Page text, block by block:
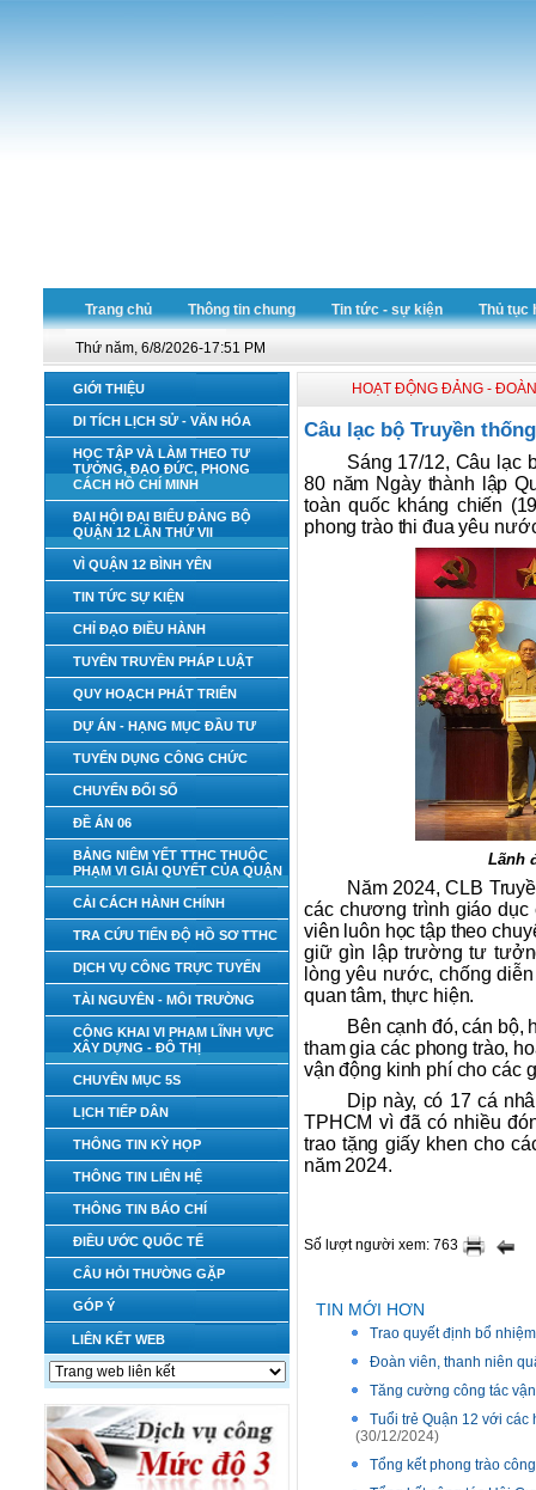
Trang chủ Thông tin chung Tin tức - sự kiện Thủ tục
Thứ năm, 6/8/2026-17:51 PM
GIỚI THIỆU
DI TÍCH LỊCH SỬ - VĂN HÓA
HỌC TẬP VÀ LÀM THEO TƯ
TƯỞNG, ĐẠO ĐỨC, PHONG
CÁCH HỒ CHÍ MINH
ĐẠI HỘI ĐẠI BIỂU ĐẢNG BỘ
QUẬN 12 LẦN THỨ VII
VÌ QUẬN 12 BÌNH YÊN
TIN TỨC SỰ KIỆN
CHỈ ĐẠO ĐIỀU HÀNH
TUYÊN TRUYỀN PHÁP LUẬT
QUY HOẠCH PHÁT TRIỂN
DỰ ÁN - HẠNG MỤC ĐẦU TƯ
TUYỂN DỤNG CÔNG CHỨC
CHUYỂN ĐỔI SỐ
ĐỀ ÁN 06
BẢNG NIÊM YẾT TTHC THUỘC
PHẠM VI GIẢI QUYẾT CỦA QUẬN
CẢI CÁCH HÀNH CHÍNH
TRA CỨU TIẾN ĐỘ HỒ SƠ TTHC
DỊCH VỤ CÔNG TRỰC TUYẾN
TÀI NGUYÊN - MÔI TRƯỜNG
CÔNG KHAI VI PHẠM LĨNH VỰC
XÂY DỰNG - ĐÔ THỊ
CHUYÊN MỤC 5S
LỊCH TIẾP DÂN
THÔNG TIN KỲ HỌP
THÔNG TIN LIÊN HỆ
THÔNG TIN BÁO CHÍ
ĐIỀU ƯỚC QUỐC TẾ
CÂU HỎI THƯỜNG GẶP
GÓP Ý
LIÊN KẾT WEB
HOẠT ĐỘNG ĐẢNG -
Câu lạc bộ Truyền
Sáng 17/12, Câu lạc
80 năm Ngày thành lập
toàn quốc kháng chiến
phong trào thi đua yêu
Lãnh
Năm 2024, CLB
các chương trình giáo dục
viên luôn học tập theo
giữ gìn lập trường tư
lòng yêu nước, chống
quan tâm, thực hiện.
Bên cạnh đó, cán bộ,
tham gia các phong trào,
vận động kinh phí cho các
Dịp này, có 17 cá
TPHCM vì đã có nhiều
trao tặng giấy khen cho
năm 2024.
Số lượt người xem: 763
TIN MỚI HƠN
Trao quyết định bổ
Đoàn viên, thanh niên
Tăng cường công tác
Tuổi trẻ Quận 12 với
(30/12/2024)
Tổng kết phong trào